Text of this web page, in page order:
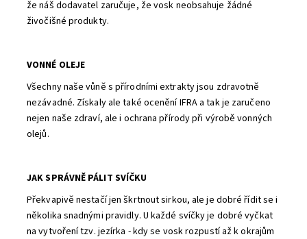
že náš dodavatel zaručuje, že vosk neobsahuje žádné
živočišné produkty.
VONNÉ OLEJE
Všechny naše vůně s přírodními extrakty jsou zdravotně
nezávadné. Získaly ale také ocenění IFRA a tak je zaručeno
nejen naše zdraví, ale i ochrana přírody při výrobě vonných
olejů.
JAK SPRÁVNĚ PÁLIT SVÍČKU
Překvapivě nestačí jen škrtnout sirkou, ale je dobré řídit se i
několika snadnými pravidly. U každé svíčky je dobré vyčkat
na vytvoření tzv. jezírka - kdy se vosk rozpustí až k okrajům